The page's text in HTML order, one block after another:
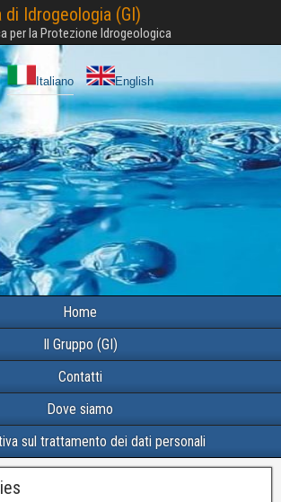
di Idrogeologia (GI)
per la Protezione Idrogeologica
Italiano English
Home
Il Gruppo (GI)
Contatti
Dove siamo
sul trattamento dei dati personali